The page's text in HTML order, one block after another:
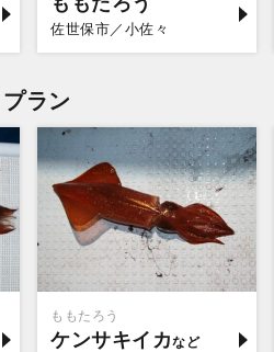
佐世保市／小佐々
ラン
ももたろう
ケンサキイカ